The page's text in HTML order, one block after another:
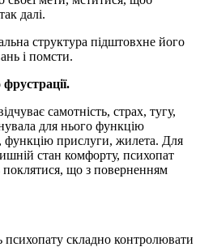
далі.
структура підштовхне його
і помсти.
самотність, страх, тугу,
для нього функцію
функцію прислуги, жилета. Для
стан комфорту, психопат
поклятися, що з поверненням
психопату складно контролювати